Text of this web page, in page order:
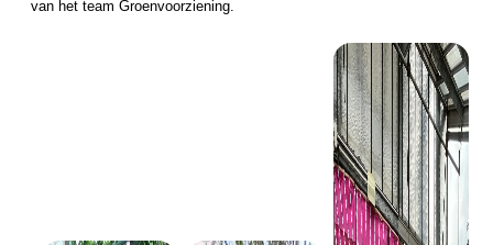
van het team Groenvoorziening.